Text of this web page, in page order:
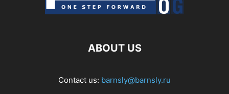
ABOUT US
Contact us: barnsly@barnsly.ru